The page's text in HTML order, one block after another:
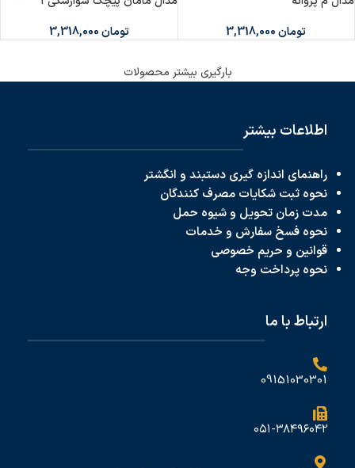
تومان3,318,000
تومان
بارگیری بیشتر محصولات
اطلاعات بیشتر
راهنمای اندازه گیری دستبند و انگشتر
نحوه ثبت شکایات مصرف کنندگان
مدت زمان تحویل و شیوه حمل
نحوه فسخ سفارش و خدمات
قوانین و حریم خصوصی
نحوه پرداخت وجه
ارتباط با ما
09151030301
۰۵۱-۳۸۴۹۶۰۴۲